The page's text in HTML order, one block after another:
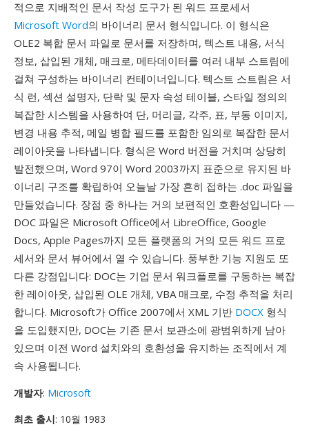
적으로 지배적인 문서 작성 도구가 된 워드 프로세서
Microsoft Word의 바이너리 문서 형식입니다. 이 형식은
OLE2 복합 문서 파일로 문서를 저장하며, 텍스트 내용, 서식
정보, 삽입된 개체, 매크로, 메타데이터를 여러 내부 스트림에
걸쳐 구성하는 바이너리 컨테이너입니다. 텍스트 스트림은 서
식 런, 섹션 설명자, 단락 및 문자 속성 테이블, 스타일 정의의
복잡한 시스템을 사용하여 단, 머리글, 각주, 표, 부동 이미지,
변경 내용 추적, 메일 병합 필드를 포함한 임의로 복잡한 문서
레이아웃을 나타냅니다. 형식은 Word 버전을 거치며 상당히
발전했으며, Word 97이 Word 2003까지 표준으로 유지된 바
이너리 구조를 확립하여 오늘날 가장 흔히 접하는 .doc 파일을
만들었습니다. 장점 중 하나는 거의 보편적인 호환성입니다 —
DOC 파일은 Microsoft Office에서 LibreOffice, Google
Docs, Apple Pages까지 모든 플랫폼의 거의 모든 워드 프로
세서와 문서 뷰어에서 열 수 있습니다. 풍부한 기능 지원도 또
다른 강점입니다: DOC는 기업 문서 워크플로를 구동하는 복잡
한 레이아웃, 삽입된 OLE 개체, VBA 매크로, 수정 추적을 처리
합니다. Microsoft가 Office 2007에서 XML 기반 DOCX 형식
을 도입했지만, DOC는 기존 문서 보관소에 광범위하게 남아
있으며 이전 Word 설치와의 호환성을 유지하는 조직에서 계
속 사용됩니다.
개발자: Microsoft
최초 출시: 10월 1983